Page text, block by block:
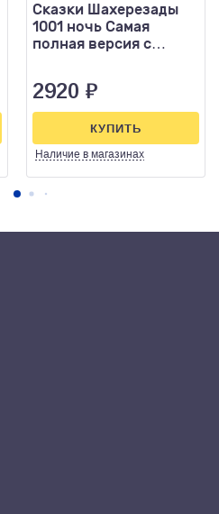
Сказки Шахерезады
1001 ночь Самая
полная версия с
2920 ₽
Наличие в магазинах
КУПИТЬ